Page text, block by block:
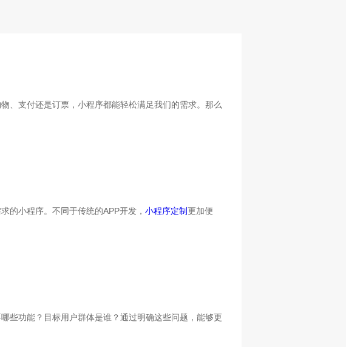
、支付还是订票，小程序都能轻松满足我们的需求。那么
的小程序。不同于传统的APP开发， 小程序定制更加便
些功能？目标用户群体是谁？通过明确这些问题，能够更